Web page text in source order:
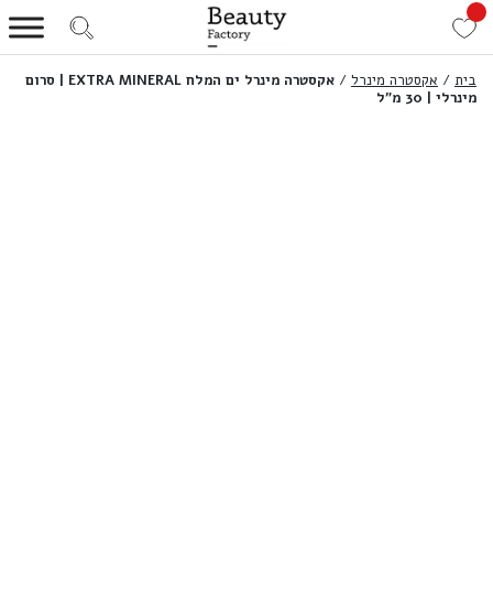
בית / אקסטרה מינרל /
אקסטרה מינרל ים המלח EXTRA MINERAL | סרום
מינרלי | 30 מ”ל